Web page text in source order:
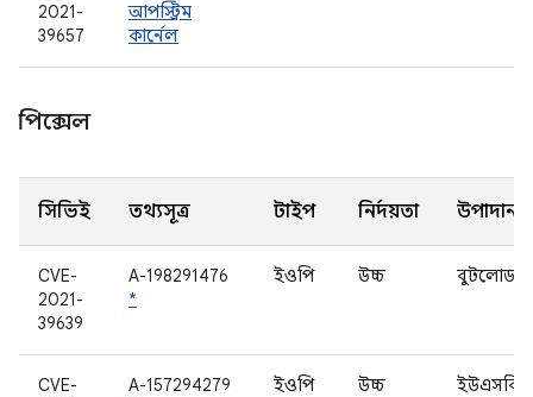
2021-
39657
আপস্ট্রিম
কার্নেল
পিক্সেল
সিভিই তথ্যসূত্র টাইপ নির্দয়তা উপাদান
CVE-
2021-
39639
A-198291476
*
ইওপি উচ্চ বুটলোডার
CVE-
A-157294279
ইওপি উচ্চ ইউএসবি